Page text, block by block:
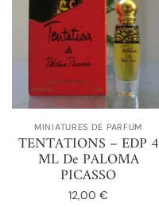
MINIATURES DE PARFUM
TENTATIONS – EDP 4
ML De PALOMA
PICASSO
12,00€